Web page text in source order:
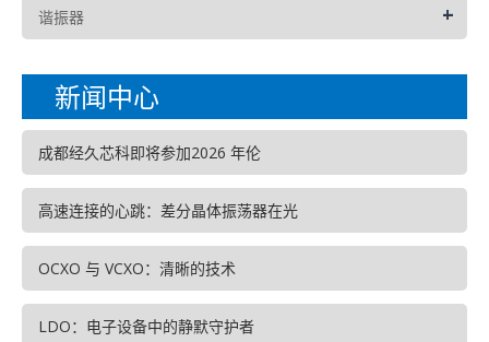
谐振器 +
新闻中心
成都经久芯科即将参加2026 年伦
高速连接的心跳：差分晶体振荡器在光
OCXO 与 VCXO：清晰的技术
LDO：电子设备中的静默守护者